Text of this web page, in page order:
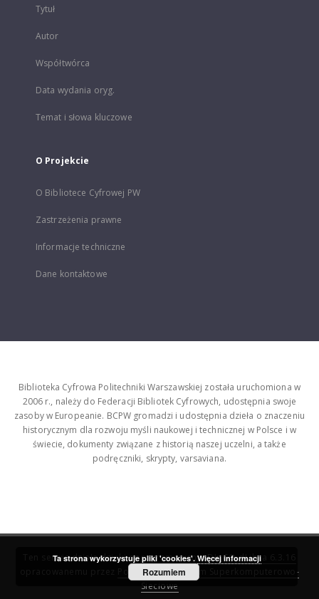
Tytuł
Autor
Współtwórca
Data wydania oryg.
Temat i słowa kluczowe
O Projekcie
O Bibliotece Cyfrowej PW
Zastrzeżenia prawne
Informacje techniczne
Dane kontaktowe
Biblioteka Cyfrowa Politechniki Warszawskiej została uruchomiona w
2006 r., należy do Federacji Bibliotek Cyfrowych, udostępnia swoje
zasoby w Europeanie. BCPW gromadzi i udostępnia dzieła o znaczeniu
historycznym dla rozwoju myśli naukowej i technicznej w Polsce i w
świecie, dokumenty związane z historią naszej uczelni, a także
podręczniki, skrypty, varsaviana.
Ten serwis działa dzięki oprogramowaniuDInGO dLibra 6.3.16
Poznańskie Centrum Superkomputerowo-
Sieciowe
Ta strona wykorzystuje pliki 'cookies'. Więcej informacji
Rozumiem